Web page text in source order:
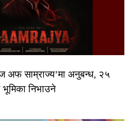
अफ साम्राज्य’मा अनुबन्ध, २५
निभाउने